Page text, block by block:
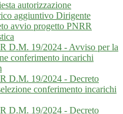
autorizzazione
aggiuntivo Dirigente
avvio progetto PNRR
D.M. 19/2024 - Avviso per la
conferimento incarichi
D.M. 19/2024 - Decreto
conferimento incarichi
D.M. 19/2024 - Decreto